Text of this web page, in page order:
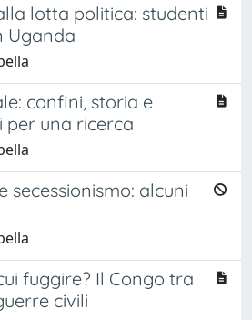
lotta politica: studenti
Uganda
confini, storia e
per una ricerca
secessionismo: alcuni
fuggire? Il Congo tra
civili